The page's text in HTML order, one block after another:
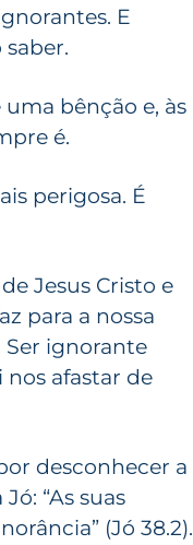
E
bênção e, às
é.
perigosa. É
Jesus Cristo e
para a nossa
Ser ignorante
nos afastar de
desconhecer a
“As suas
(Jó 38.2).